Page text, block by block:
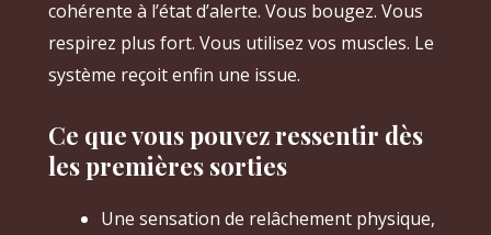
cohérente à l’état d’alerte. Vous bougez. Vous
respirez plus fort. Vous utilisez vos muscles. Le
système reçoit enfin une issue.
Ce que vous pouvez ressentir dès
les premières sorties
Une sensation de relâchement physique,